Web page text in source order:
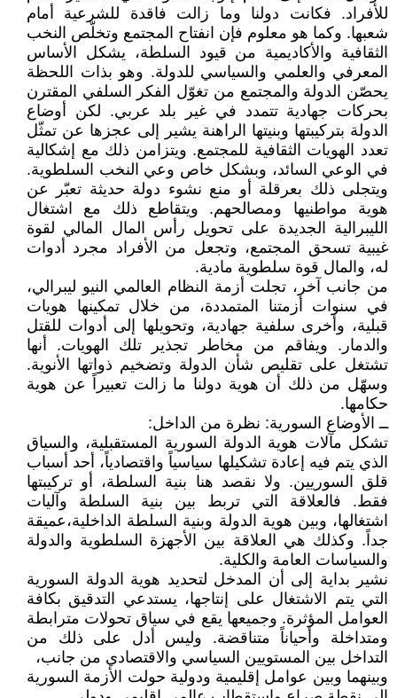
للأفراد. فكانت دولنا وما زالت فاقدة للشرعية أمام
شعبها. وكما هو معلوم فإن انفتاح المجتمع وتخلّص النخب
الثقافية والأكاديمية من قيود السلطة، يشكل الأساس
المعرفي والعلمي والسياسي للدولة. وهو بذات اللحظة
يحصّن الدولة والمجتمع من تغوّل الفكر السلفي المقترن
بحركات جهادية تتمدد في غير بلد عربي. لكن أوضاع
الدولة بتركيبتها وبنيتها الراهنة يشير إلى عجزها عن تمثّل
تعدد الهويات الثقافية للمجتمع. ويتزامن ذلك مع إشكالية
في الوعي السائد، وبشكل خاص وعي النخب السلطوية.
ويتجلى ذلك بعرقلة أو منع نشوء دولة حديثة تعبّر عن
هوية مواطنيها ومصالحهم. ويتقاطع ذلك مع اشتغال
الليبرالية الجديدة على تحويل رأس المال المالي لقوة
غيبية تسحق المجتمع، وتجعل من الأفراد مجرد أدوات
له، والمال قوة سلطوية مادية.
من جانب آخر، تجلت أزمة النظام العالمي النيو ليبرالي،
في سنوات أزمتنا المتمددة، من خلال تمكينها هويات
قبلية، وأخرى سلفية جهادية، وتحويلها إلى أدوات للقتل
والدمار. ويفاقم من مخاطر تجذير تلك الهويات. أنها
تشتغل على تقليص شأن الدولة وتضخيم ذواتها الأنوية.
وسهّل من ذلك أن هوية دولنا ما زالت تعبيراً عن هوية
حكامها.
ــ الأوضاع السورية: نظرة من الداخل:
تشكل مآلات هوية الدولة السورية المستقبلية، والسياق
الذي يتم فيه إعادة تشكيلها سياسياً واقتصادياً، أحد أسباب
قلق السوريين. ولا نقصد هنا بنية السلطة، أو تركيبتها
فقط. فالعلاقة التي تربط بين بنية السلطة وآليات
اشتغالها، وبين هوية الدولة وبنية السلطة الداخلية،عميقة
جداً. وكذلك هي العلاقة بين الأجهزة السلطوية والدولة
والسياسات العامة والكلية.
نشير بداية إلى أن المدخل لتحديد هوية الدولة السورية
التي يتم الاشتغال على إنتاجها، يستدعي التدقيق بكافة
العوامل المؤثرة. وجميعها يقع في سياق تحولات مترابطة
ومتداخلة وأحياناً متناقضة. وليس أدل على ذلك من
التداخل بين المستويين السياسي والاقتصادي من جانب،
وبينهما وبين عوامل إقليمية ودولية حولت الأزمة السورية